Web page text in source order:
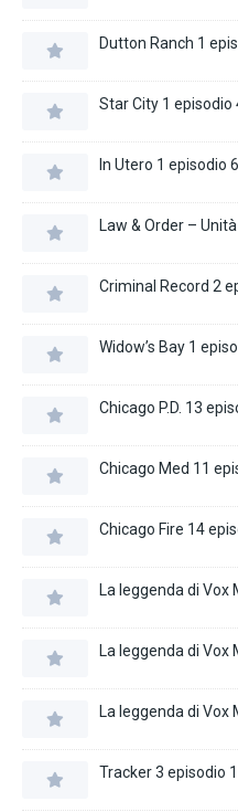
Dutton Ranch 1
Star City 1 episodio
In Utero 1 episodio 6
Law & Order –
Criminal Record 2
Widow’s Bay 1
Chicago P.D. 13
Chicago Med 11
Chicago Fire 14
La leggenda di Vox
La leggenda di Vox
La leggenda di Vox
Tracker 3 episodio